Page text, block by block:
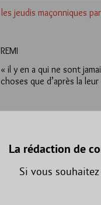
les jeudis maçonniques
REMI
« il y en a qui ne sont
choses que d’après la
La rédaction de
Si vous